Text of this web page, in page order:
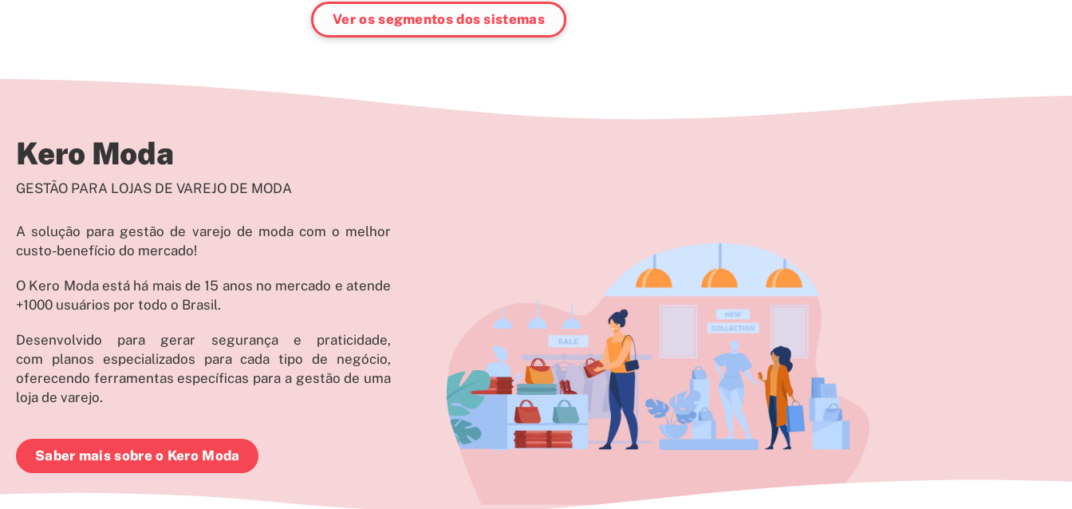
Ver os segmentos dos sistemas
Kero Moda
GESTÃO PARA LOJAS DE VAREJO DE MODA
A solução para gestão de varejo de moda com o melhor
custo-benefício do mercado!
O Kero Moda está há mais de 15 anos no mercado e atende
+1000 usuários por todo o Brasil.
Desenvolvido para gerar segurança e praticidade,
com planos especializados para cada tipo de negócio,
oferecendo ferramentas específicas para a gestão de uma
loja de varejo.
Saber mais sobre o Kero Moda